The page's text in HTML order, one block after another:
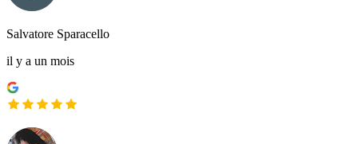
Salvatore Sparacello
il y a un mois